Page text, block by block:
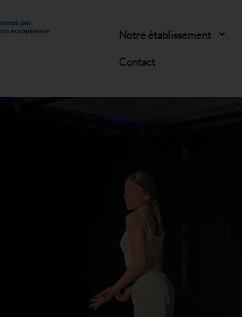
Notre établissement
Contact